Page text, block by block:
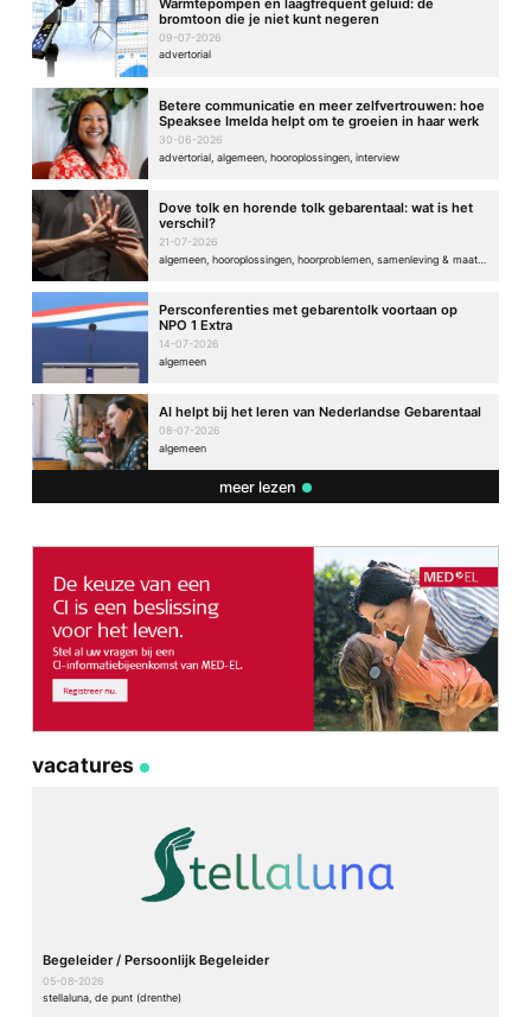
bromtoon die je niet kunt negeren
09-07-2026
advertorial
Betere communicatie en meer zelfvertrouwen: hoe
Speaksee Imelda helpt om te groeien in haar werk
30-06-2026
advertorial, algemeen, hooroplossingen, interview
Dove tolk en horende tolk gebarentaal: wat is het
verschil?
21-07-2026
Persconferenties met gebarentolk voortaan op
NPO 1 Extra
14-07-2026
algemeen
AI helpt bij het leren van Nederlandse Gebarentaal
08-07-2026
algemeen
meer lezen
vacatures
Begeleider / Persoonlijk Begeleider
05-08-2026
stellaluna, de punt (drenthe)